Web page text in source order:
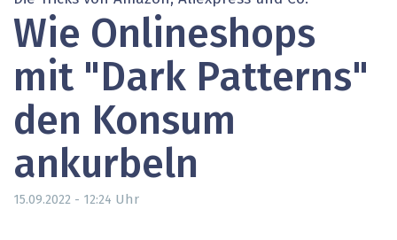
Wie Onlineshops
mit "Dark Patterns"
den Konsum
ankurbeln
15.09.2022 - 12:24 Uhr